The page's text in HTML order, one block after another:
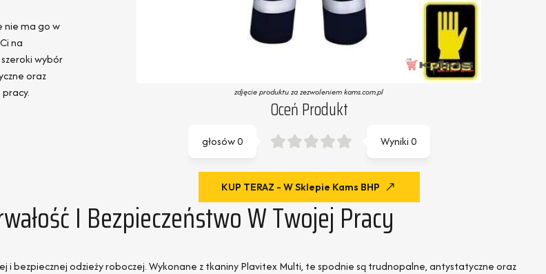
nie ma go w
na
wybór
oraz
zdjęcie produktu za zezwoleniem kams.com.pl
Oceń Produkt
Wyniki0
głosów0
KUP TERAZ - W Sklepie Kams BHP
I Bezpieczeństwo W Twojej Pracy
i bezpiecznej odzieży roboczej. Wykonane z tkaniny Plavitex Multi, te spodnie są trudnopalne, antystatyczne oraz